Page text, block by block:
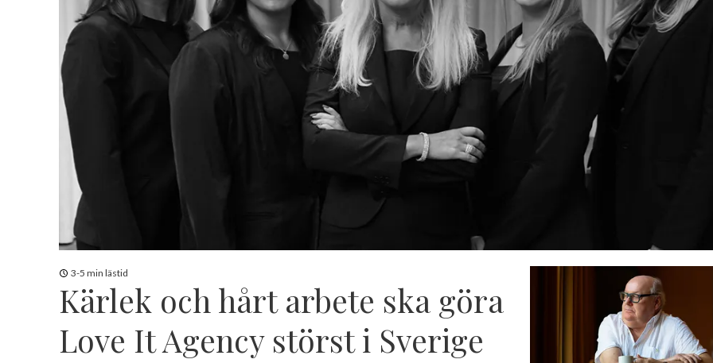
3-5 min lästid
Kärlek och hårt arbete ska göra
Love It Agency störst i Sverige